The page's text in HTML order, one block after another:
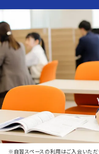
※自習スペースの利用はご入会いた